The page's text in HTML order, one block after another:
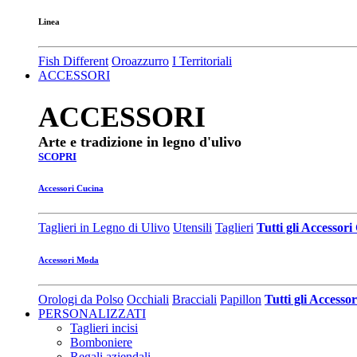
Linea
Fish Different Oroazzurro I Territoriali
ACCESSORI
ACCESSORI
Arte e tradizione in legno d'ulivo
SCOPRI
Accessori Cucina
Taglieri in Legno di Ulivo Utensili Taglieri Tutti gli Accessori
Accessori Moda
Orologi da Polso Occhiali Bracciali Papillon Tutti gli
PERSONALIZZATI
Taglieri incisi
Bomboniere